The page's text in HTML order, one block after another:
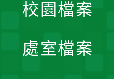
校園檔案
處室檔案